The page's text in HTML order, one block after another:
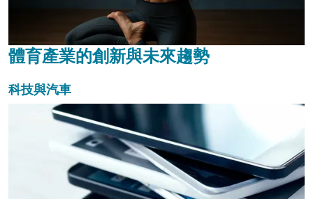
體育產業的創新與未來趨勢
科技與汽車